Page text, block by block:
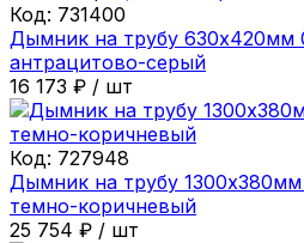
Код: 731400
Дымник на трубу 630х420мм
антрацитово-серый
16 173 ₽ / шт
Код: 727948
Дымник на трубу
темно-коричневый
25 754 ₽ / шт